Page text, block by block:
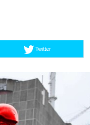
Twitter